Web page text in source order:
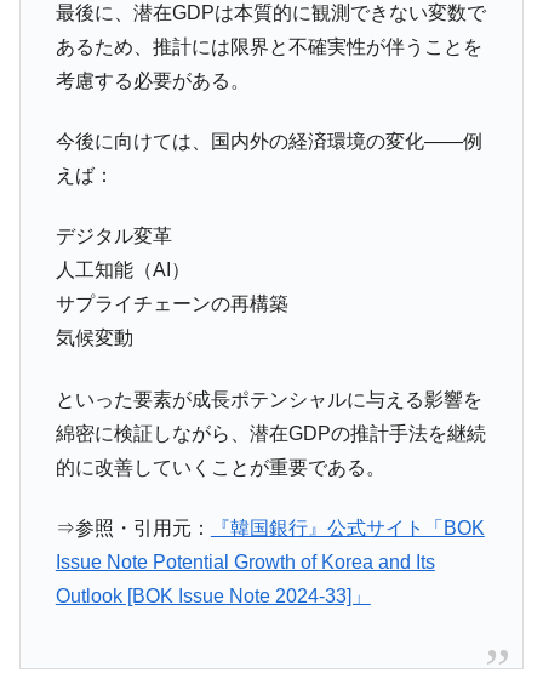
最後に、潜在GDPは本質的に観測できない変数で
あるため、推計には限界と不確実性が伴うことを
考慮する必要がある。
今後に向けては、国内外の経済環境の変化――例
えば：
デジタル変革
人工知能（AI）
サプライチェーンの再構築
気候変動
といった要素が成長ポテンシャルに与える影響を
綿密に検証しながら、潜在GDPの推計手法を継続
的に改善していくことが重要である。
⇒参照・引用元：
『韓国銀行』公式サイト「BOK
Issue Note Potential Growth of Korea and Its
Outlook [BOK Issue Note 2024-33]」